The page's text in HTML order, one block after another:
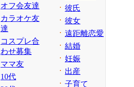
オフ会友達
カラオケ友
達
コスプレ合
わせ募集
ママ友
10代
彼氏
彼女
遠距離恋愛
結婚
妊娠
出産
子育て